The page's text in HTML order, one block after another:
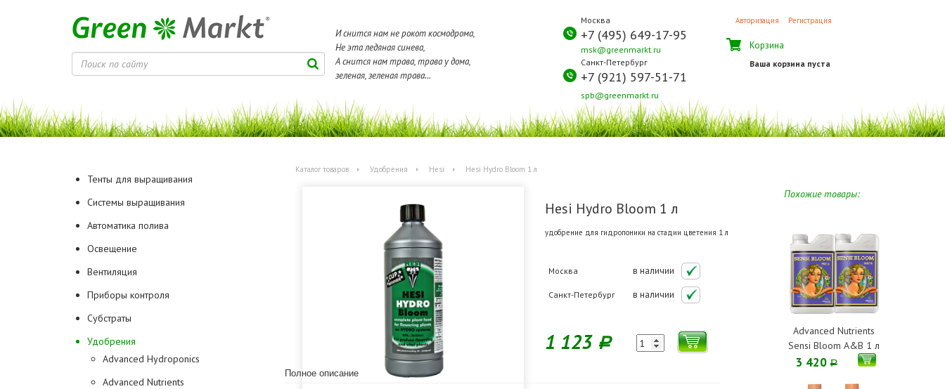
И снится нам не рокот космодрома,
Не эта ледяная синева,
А снится нам трава, трава у дома,
зеленая, зеленая трава...
Москва
+7 (495) 649-17-95
msk@greenmarkt.ru
Санкт-Петербург
+7 (921) 597-51-71
spb@greenmarkt.ru
Авторизация Регистрация
Корзина
Ваша корзина пуста
Тенты для выращивания
Системы выращивания
Автоматика полива
Освещение
Вентиляция
Приборы контроля
Субстраты
Удобрения
Advanced Hydroponics
Advanced Nutrients
Каталог товаров Удобрения Hesi Hesi Hydro Bloom 1 л
Hesi Hydro Bloom 1 л
удобрение для гидропоники на стадии цветения 1 л
Москва в наличии
Санкт-Петербург в наличии
1 123 Р
Похожие товары:
Advanced Nutrients
Sensi Bloom A&B 1 л
3 420Р
Полное описание